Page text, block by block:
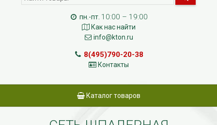
пн.-пт. 10:00 – 19:00
Как нас найти
info@kton.ru
8(495)790-20-38
Контакты
Каталог товаров